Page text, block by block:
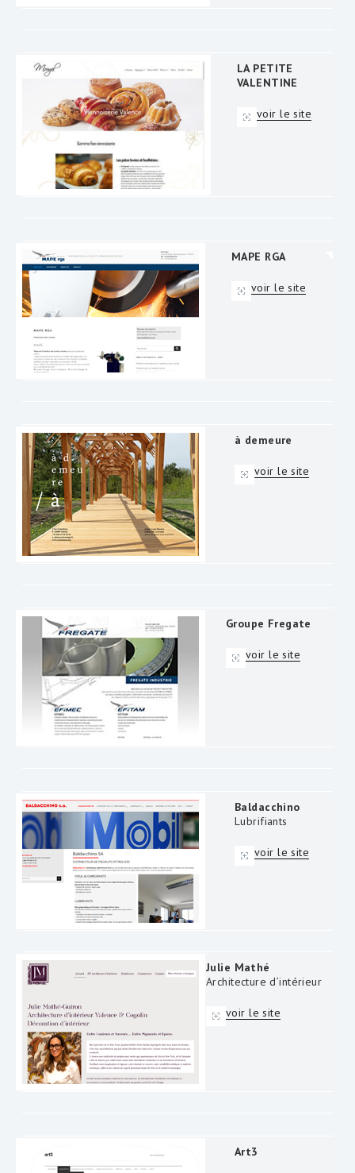
LA PETITE
VALENTINE
voir le site
MAPE RGA
voir le site
à demeure
voir le site
Groupe Fregate
voir le site
Baldacchino
Lubrifiants
voir le site
Julie Mathé
Architecture d’intérieur
voir le site
Art3